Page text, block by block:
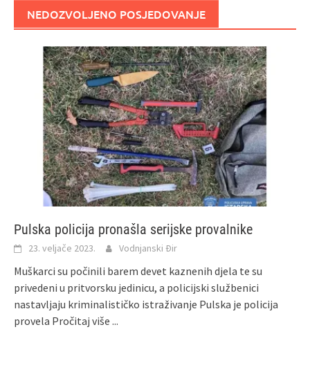
NEDOZVOLJENO POSJEDOVANJE
Pulska policija pronašla serijske provalnike
23. veljače 2023. Vodnjanski Đir
Muškarci su počinili barem devet kaznenih djela te su
privedeni u pritvorsku jedinicu, a policijski službenici
nastavljaju kriminalističko istraživanje Pulska je policija
provela Pročitaj više ...